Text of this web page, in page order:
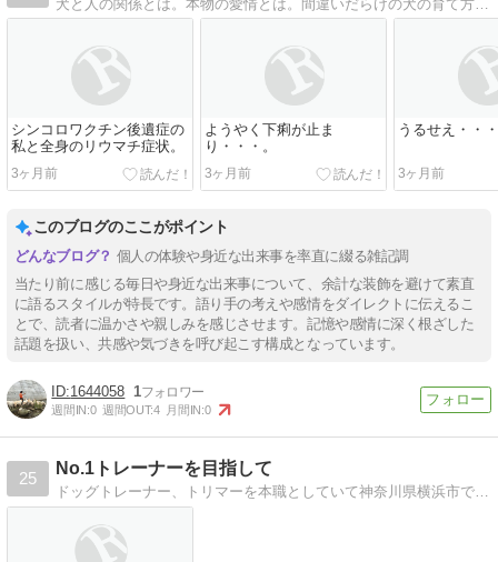
犬と人の関係とは。本物の愛情とは。間違いだらけの犬の育て方を完全否定し、正しく心通う命との接し方を紹介して
シンコロワクチン後遺症の
私と全身のリウマチ症状。
3ヶ月前
ようやく下痢が止ま
り・・・。
3ヶ月前
うるせえ・・
3ヶ月前
このブログのここがポイント
個人の体験や身近な出来事を率直に綴る雑記調
当たり前に感じる毎日や身近な出来事について、余計な装飾を避けて素直
に語るスタイルが特長です。語り手の考えや感情をダイレクトに伝えるこ
とで、読者に温かさや親しみを感じさせます。記憶や感情に深く根ざした
話題を扱い、共感や気づきを呼び起こす構成となっています。
1644058 1
週間IN:0 週間OUT:4 月間IN:0
25
No.1トレーナーを目指して
ドッグトレーナー、トリマーを本職としていて神奈川県横浜市で家庭犬のしつけ、グルーミングの店をしています。飼う前の相談もしております。